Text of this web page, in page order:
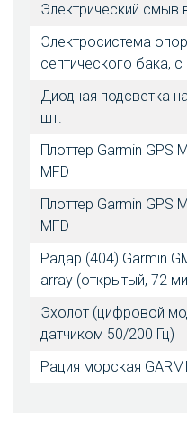
Электрический смыв
Электросистема
септического бака,
Диодная подсветка
шт.
Плоттер Garmin GPS
MFD
Плоттер Garmin GPS
MFD
Радар (404) Garmin
array (открытый, 72
Эхолот (цифровой
датчиком 50/200 Гц)
Рация морская